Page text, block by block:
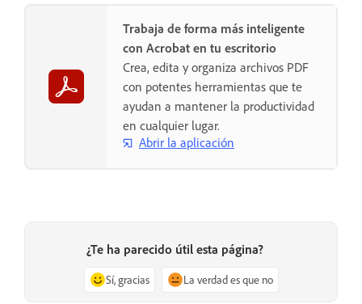
Trabaja de forma más inteligente
con Acrobat en tu escritorio
Crea, edita y organiza archivos PDF
con potentes herramientas que te
ayudan a mantener la productividad
en cualquier lugar.
Abrir la aplicación
¿Te ha parecido útil esta página?
Sí, gracias La verdad es que no